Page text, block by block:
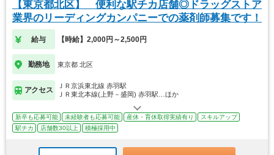
【東京都北区】 便利な駅チカ店舗◎ドラッグストア
業界のリーディングカンパニーでの薬剤師募集です！
給与 【時給】2,000円～2,500円
勤務地 東京都 北区
アクセス
ＪＲ京浜東北線 赤羽駅
ＪＲ東北本線(上野－盛岡) 赤羽駅…ほか
新卒も応募可能 未経験者も応募可能 産休・育休取得実績有り
スキルアップ
駅チカ
店舗数30以上 積極採用中